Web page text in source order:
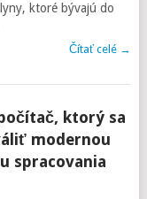
ktoré bývajú do
Čítať celé →
ktorý sa
modernou
spracovania